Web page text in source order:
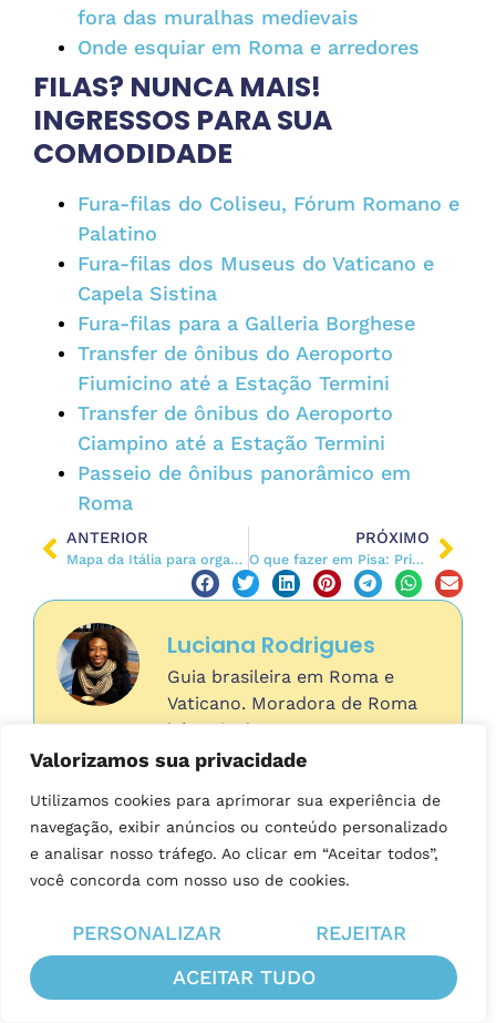
Valorizamos sua privacidade
Utilizamos cookies para aprimorar sua experiência de
navegação, exibir anúncios ou conteúdo personalizado
e analisar nosso tráfego. Ao clicar em “Aceitar todos”,
você concorda com nosso uso de cookies.
PERSONALIZAR
REJEITAR
ACEITAR TUDO
fora das muralhas medievais
Onde esquiar em Roma e arredores
FILAS? NUNCA MAIS!
INGRESSOS PARA SUA
COMODIDADE
Fura-filas do Coliseu, Fórum Romano e
Palatino
Fura-filas dos Museus do Vaticano e
Capela Sistina
Fura-filas para a Galleria Borghese
Transfer de ônibus do Aeroporto
Fiumicino até a Estação Termini
Transfer de ônibus do Aeroporto
Ciampino até a Estação Termini
Passeio de ônibus panorâmico em
Roma
ANTERIOR
Mapa da Itália para organizar a sua viagem
PRÓXIMO
O que fazer em Pisa: Principais Atrações + Mapa
Luciana Rodrigues
Guia brasileira em Roma e
Vaticano. Moradora de Roma
há mais de 25anos.
Idealizadora e produtora de
para quem quer organizar a
sua viagem a Roma em plena
autonomia. Seja bem-vindo(a)
e prazer em conhecê-lo(a)!
Conteúdo Relacionado